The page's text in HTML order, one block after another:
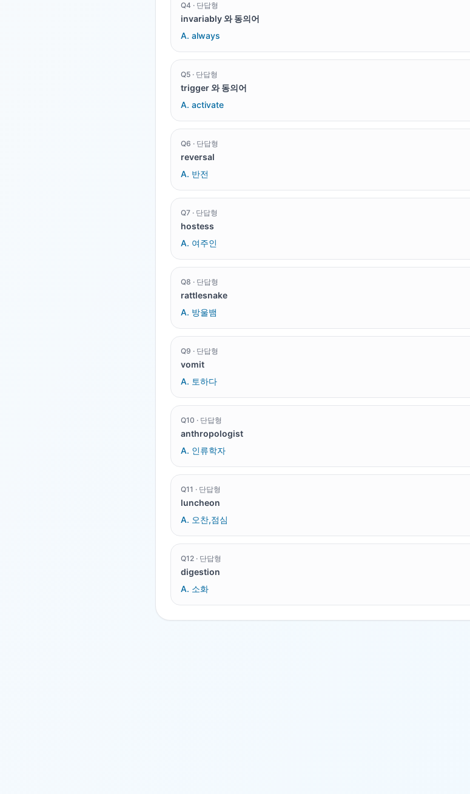
Q4 · 단답형
invariably 와 동의어
A. always
Q5 · 단답형
trigger 와 동의어
A. activate
Q6 · 단답형
reversal
A. 반전
Q7 · 단답형
hostess
A. 여주인
Q8 · 단답형
rattlesnake
A. 방울뱀
Q9 · 단답형
vomit
A. 토하다
Q10 · 단답형
anthropologist
A. 인류학자
Q11 · 단답형
luncheon
A. 오찬,점심
Q12 · 단답형
digestion
A. 소화